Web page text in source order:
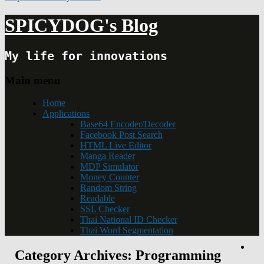
SPICYDOG's Blog
My life for innovations
Main menu
Home
Applications
Base64 Encoder/Decoder
Facebook Post Search
HTML Live Editor
Manga Reader
MDP Simulator
Money Counter
Random String
Readable
SSL Checker
Thai National ID Checker
Thai Word Segmentation
Category Archives:Programming